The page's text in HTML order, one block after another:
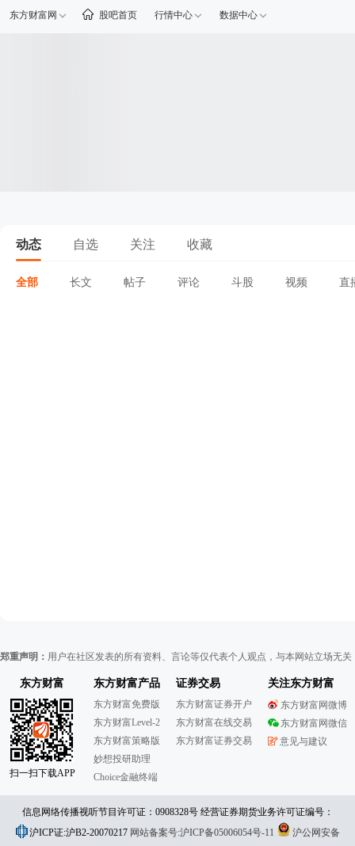
东方财富网 股吧首页 行情中心 数据中心
动态 自选 关注 收藏
全部 长文 帖子 评论 斗股 视频 直
郑重声明： 用户在社区发表的所有资料、言论等仅代表个人观点，与本网站立场无
东方财富
扫一扫下载APP
东方财富产品
东方财富免费版
东方财富Level-2
东方财富策略版
妙想投研助理
Choice金融终端
证券交易
东方财富证券开户
东方财富在线交易
东方财富证券交易
关注东方财富
东方财富网微博
东方财富网微信
意见与建议
信息网络传播视听节目许可证：0908328号 经营证券期货业务许可证编号：
913101046312860336 违法和不良信息举报:021-61278686 举报邮箱：
沪ICP证:沪B2-20070217 网站备案号:沪ICP备05006054号-11
沪公网安备